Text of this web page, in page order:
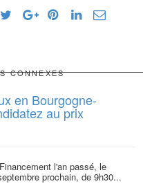
CONNEXES
en Bourgogne-
au prix
l'an passé, le
prochain, de 9h30...